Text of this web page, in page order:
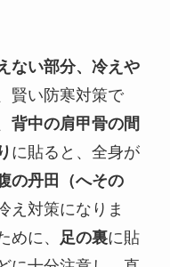
ない部分、冷えや
賢い防寒対策で
背中の肩甲骨の間
に貼ると、全身が
の丹田（へその
え対策になりま
めに、 足の裏に貼